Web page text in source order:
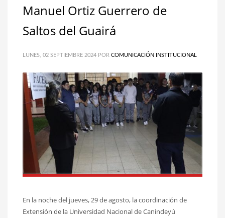
Manuel Ortiz Guerrero de
Saltos del Guairá
LUNES, 02 SEPTIEMBRE 2024 POR COMUNICACIÓN INSTITUCIONAL
En la noche del jueves, 29 de agosto, la coordinación de
Extensión de la Universidad Nacional de Canindeyú